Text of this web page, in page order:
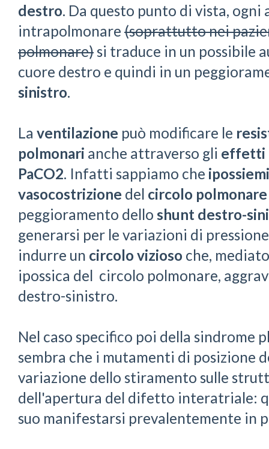
destro. Da questo punto di vista, ogni
intrapolmonare (soprattutto nei
polmonare)si traduce in un possibile
cuore destro e quindi in un
sinistro.
La ventilazione può modificare le
polmonari anche attraverso gli effetti
PaCO2. Infatti sappiamo che
vasocostrizione del circolo polmonare
peggioramento dello shunt destro-
generarsi per le variazioni di
indurre un circolo vizioso che,
ipossica del circolo polmonare,
destro-sinistro.
Nel caso specifico poi della sindrome
sembra che i mutamenti di posizione
variazione dello stiramento sulle
dell'apertura del difetto interatriale:
suo manifestarsi prevalentemente in